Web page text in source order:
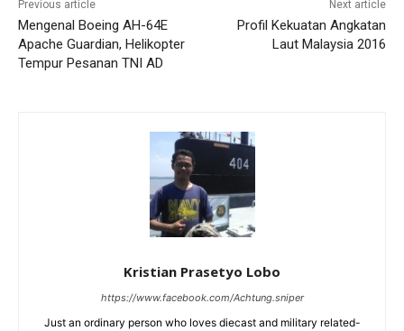
Previous article
Mengenal Boeing AH-64E
Apache Guardian, Helikopter
Tempur Pesanan TNI AD
Next article
Profil Kekuatan Angkatan
Laut Malaysia 2016
Kristian Prasetyo Lobo
https://www.facebook.com/Achtung.sniper
Just an ordinary person who loves diecast and military related-